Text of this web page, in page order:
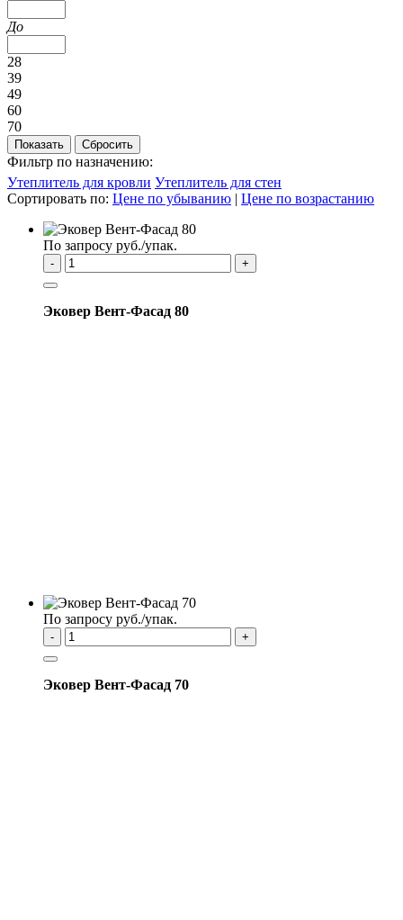
До
28
39
49
60
70
Фильтр по назначению:
Утеплитель для кровли Утеплитель для стен
Сортировать по: Цене по убыванию | Цене по возрастанию
По запросу руб./упак.
- +
Эковер Вент-Фасад 80
По запросу руб./упак.
- +
Эковер Вент-Фасад 70